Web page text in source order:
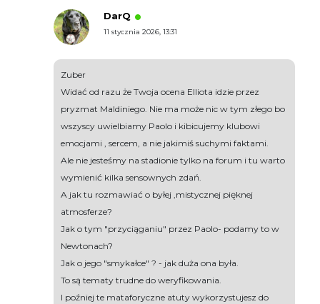
DarQ
11 stycznia 2026, 13:31
Zuber
Widać od razu że Twoja ocena Elliota idzie przez
pryzmat Maldiniego. Nie ma może nic w tym złego bo
wszyscy uwielbiamy Paolo i kibicujemy klubowi
emocjami , sercem, a nie jakimiś suchymi faktami.
Ale nie jesteśmy na stadionie tylko na forum i tu warto
wymienić kilka sensownych zdań.
A jak tu rozmawiać o byłej ,mistycznej pięknej
atmosferze?
Jak o tym "przyciąganiu" przez Paolo- podamy to w
Newtonach?
Jak o jego "smykałce" ? - jak duża ona była.
To są tematy trudne do weryfikowania.
I poźniej te mataforyczne atuty wykorzystujesz do